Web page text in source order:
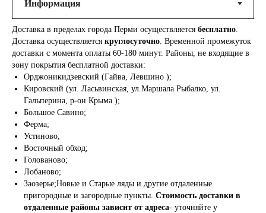
Доставка в пределах города Перми осуществляется бесплатно.
Доставка осуществляется круглосуточно. Временной промежуток
доставки с момента оплаты 60-180 минут. Районы, не входящие в
зону покрытия бесплатной доставки:
Орджоникидзевский (Гайва, Левшино );
Кировский (ул. Ласьвинская, ул.Маршала Рыбалко, ул.
Гальперина, р-он Крыма );
Большое Савино;
Ферма;
Устиново;
Восточный обход;
Голованово;
Лобаново;
Заозерье;Новые и Старые ляды и другие отдаленные
пригородные и загородные пункты. Стоимость доставки в
отдаленные районы зависит от адреса- уточняйте у